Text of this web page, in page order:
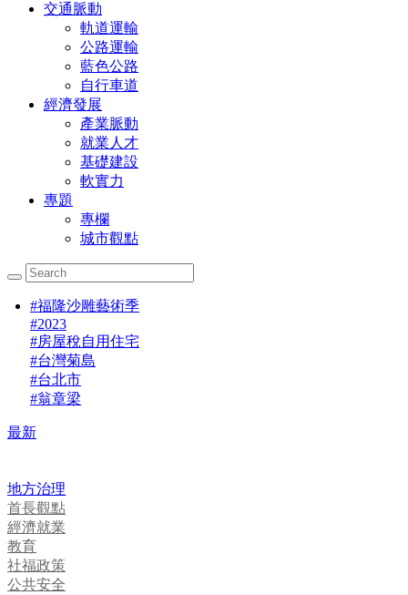
交通脈動
軌道運輸
公路運輸
藍色公路
自行車道
經濟發展
產業脈動
就業人才
基礎建設
軟實力
專題
專欄
城市觀點
#福隆沙雕藝術季
#2023
#房屋稅自用住宅
#台灣菊島
#台北市
#翁章梁
最新
地方治理
首長觀點
經濟就業
教育
社福政策
公共安全